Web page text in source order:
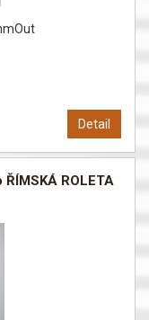
Detail
ROLETA